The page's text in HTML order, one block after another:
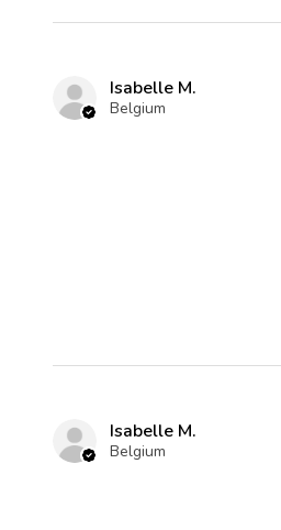
Isabelle M.
Belgium
Isabelle M.
Belgium